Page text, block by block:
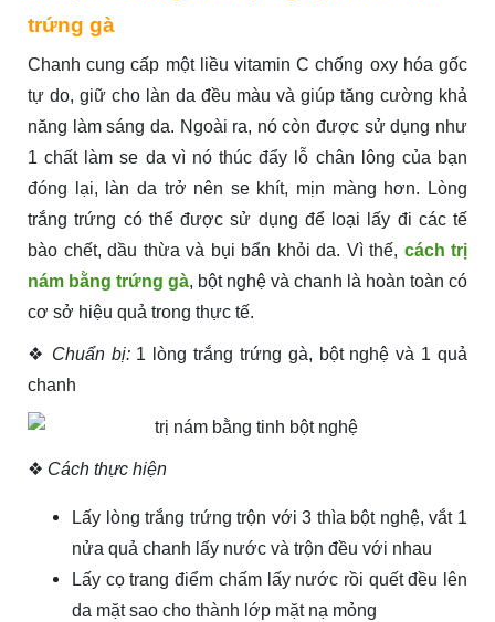
trứng gà
Chanh cung cấp một liều vitamin C chống oxy hóa gốc
tự do, giữ cho làn da đều màu và giúp tăng cường khả
năng làm sáng da. Ngoài ra, nó còn được sử dụng như
1 chất làm se da vì nó thúc đẩy lỗ chân lông của bạn
đóng lại, làn da trở nên se khít, mịn màng hơn. Lòng
trắng trứng có thể được sử dụng để loại lấy đi các tế
bào chết, dầu thừa và bụi bẩn khỏi da. Vì thế, cách trị
nám bằng trứng gà, bột nghệ và chanh là hoàn toàn có
cơ sở hiệu quả trong thực tế.
❖ Chuẩn bị: 1 lòng trắng trứng gà, bột nghệ và 1 quả
chanh
❖ Cách thực hiện
Lấy lòng trắng trứng trộn với 3 thìa bột nghệ, vắt 1
nửa quả chanh lấy nước và trộn đều với nhau
Lấy cọ trang điểm chấm lấy nước rồi quết đều lên
da mặt sao cho thành lớp mặt nạ mỏng